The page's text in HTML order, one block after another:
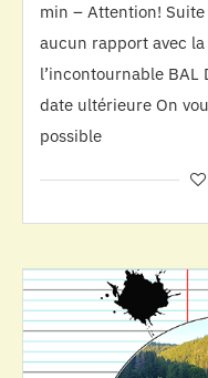
min – Attention!
aucun rapport avec
l’incontournable BAL
date ultérieure On
possible